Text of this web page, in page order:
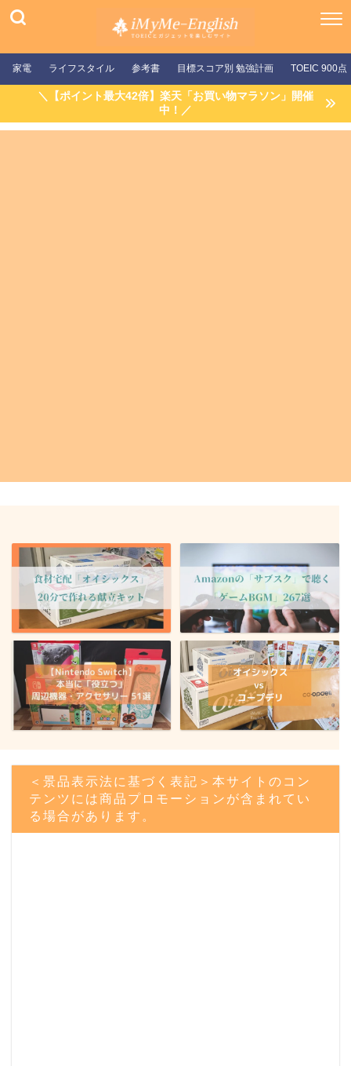
家電 ライフスタイル 参考書 目標スコア別 勉強計画 TOEIC 900点
＼【ポイント最大42倍】楽天「お買い物マラソン」開催
中！／
＜景品表示法に基づく表記＞本サイトのコン
テンツには商品プロモーションが含まれてい
る場合があります。